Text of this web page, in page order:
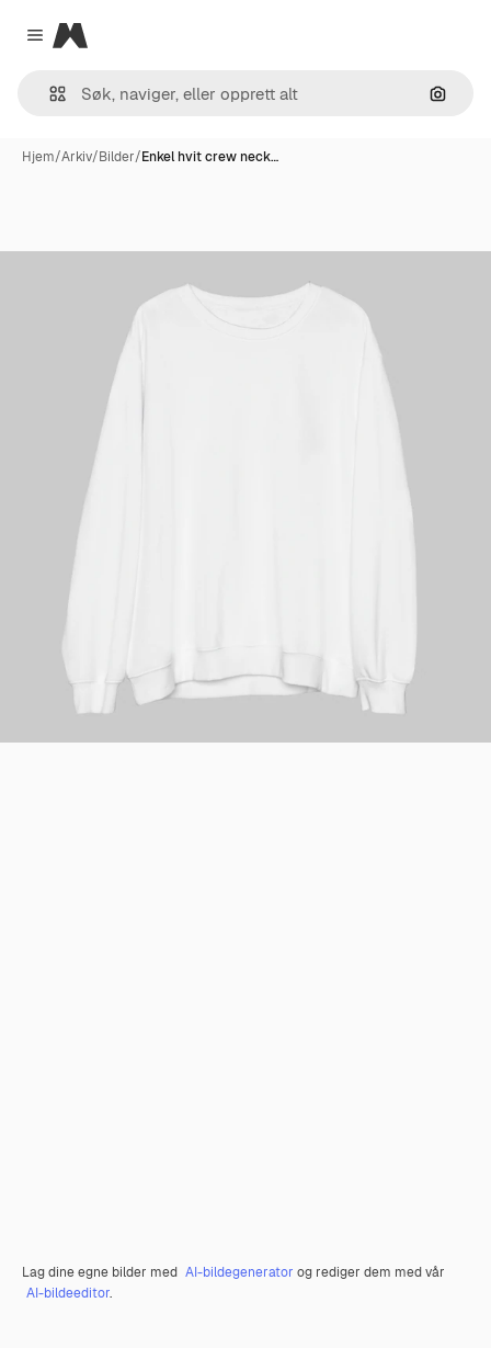
Close menu
Magnific
Søk
Hjem/Arkiv/Bilder/Enkel hvit crew neck…
Lag dine egne bilder med AI-bildegenerator og rediger dem med vår
AI-bildeeditor.